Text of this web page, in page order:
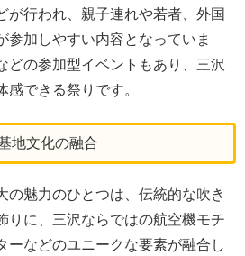
が行われ、親子連れや若者、外国
参加しやすい内容となっていま
どの参加型イベントもあり、三沢
できる祭りです。
地文化の融合
の魅力のひとつは、伝統的な吹き
りに、三沢ならではの航空機モチ
ーなどのユニークな要素が融合し